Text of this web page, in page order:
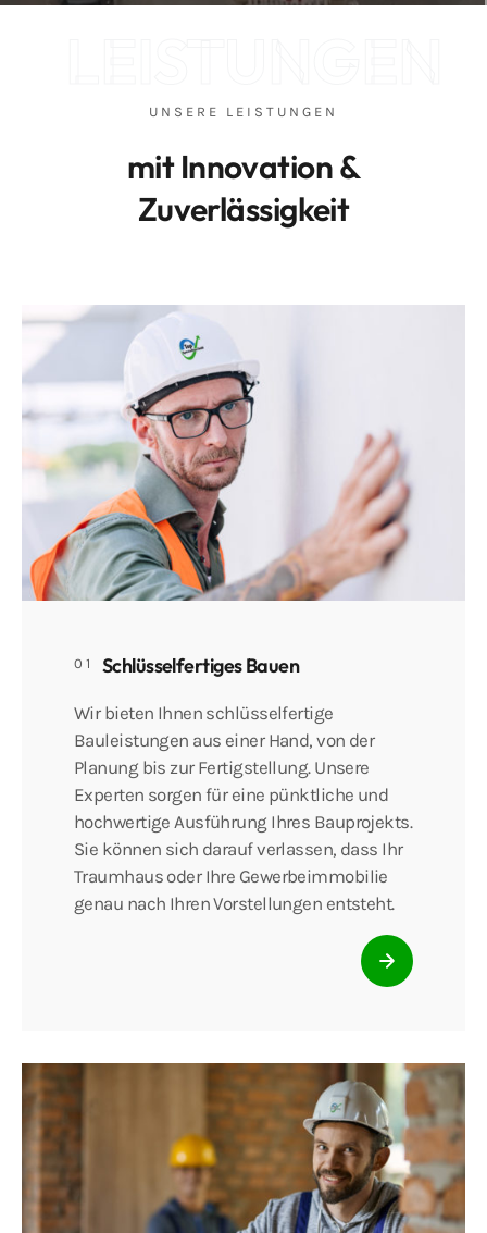
UNSERE LEISTUNGEN
mit Innovation &
Zuverlässigkeit
01 Schlüsselfertiges Bauen
Wir bieten Ihnen schlüsselfertige
Bauleistungen aus einer Hand, von der
Planung bis zur Fertigstellung. Unsere
Experten sorgen für eine pünktliche und
hochwertige Ausführung Ihres Bauprojekts.
Sie können sich darauf verlassen, dass Ihr
Traumhaus oder Ihre Gewerbeimmobilie
genau nach Ihren Vorstellungen entsteht.